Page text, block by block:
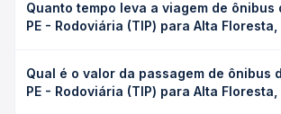
Quanto tempo leva a viagem de ônibus
PE - Rodoviária (TIP) para Alta Floresta,
Alta Floresta, MT leva em média 76h
variar conforme a viação, o tipo de
Qual é o valor da passagem de ônibus
PE - Rodoviária (TIP) para Alta Floresta,